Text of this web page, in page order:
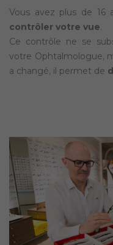
Vous avez plus de 16
contrôler votre vue.
Ce contrôle ne se
votre Ophtalmologue,
a changé, il permet de